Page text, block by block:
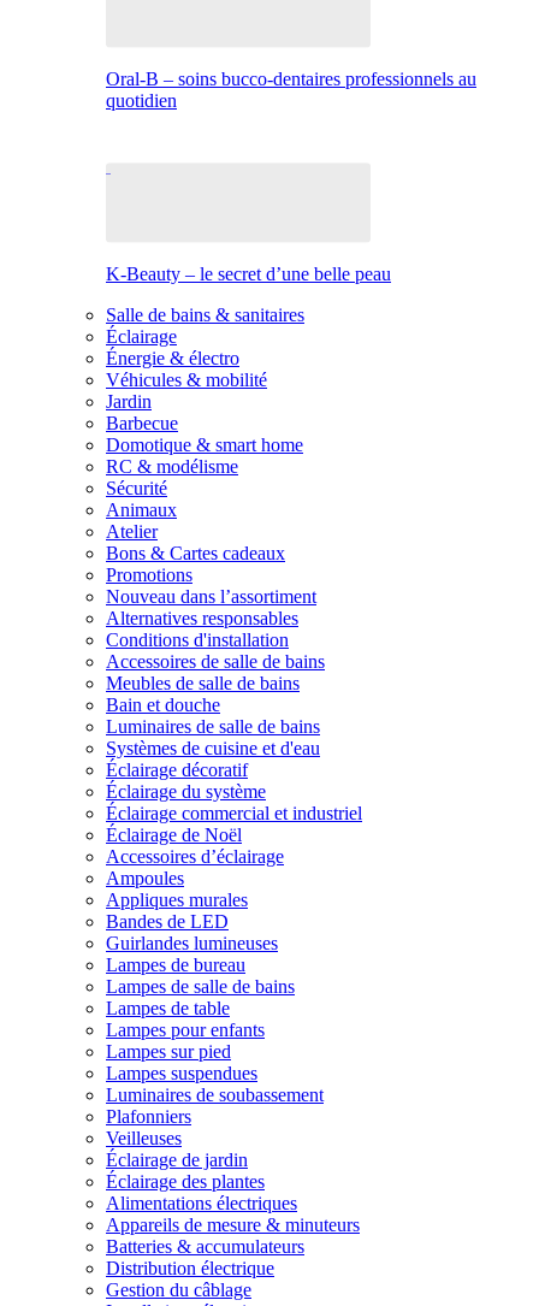
Oral-B – soins bucco-dentaires professionnels au
quotidien
K-Beauty – le secret d’une belle peau
Salle de bains & sanitaires
Éclairage
Énergie & électro
Véhicules & mobilité
Jardin
Barbecue
Domotique & smart home
RC & modélisme
Sécurité
Animaux
Atelier
Bons & Cartes cadeaux
Promotions
Nouveau dans l’assortiment
Alternatives responsables
Conditions d'installation
Accessoires de salle de bains
Meubles de salle de bains
Bain et douche
Luminaires de salle de bains
Systèmes de cuisine et d'eau
Éclairage décoratif
Éclairage du système
Éclairage commercial et industriel
Éclairage de Noël
Accessoires d’éclairage
Ampoules
Appliques murales
Bandes de LED
Guirlandes lumineuses
Lampes de bureau
Lampes de salle de bains
Lampes de table
Lampes pour enfants
Lampes sur pied
Lampes suspendues
Luminaires de soubassement
Plafonniers
Veilleuses
Éclairage de jardin
Éclairage des plantes
Alimentations électriques
Appareils de mesure & minuteurs
Batteries & accumulateurs
Distribution électrique
Gestion du câblage